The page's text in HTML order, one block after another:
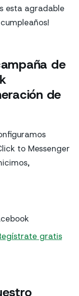
esta agradable
de
de
to Messenger
gratis